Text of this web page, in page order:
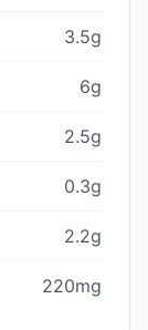
3.5g
6g
2.5g
0.3g
2.2g
220mg